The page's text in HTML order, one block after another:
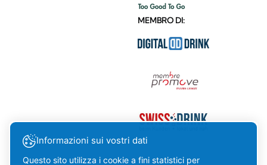
MEMBRO DI:
Informazioni sui vostri dati
Questo sito utilizza i cookie a fini statistici per